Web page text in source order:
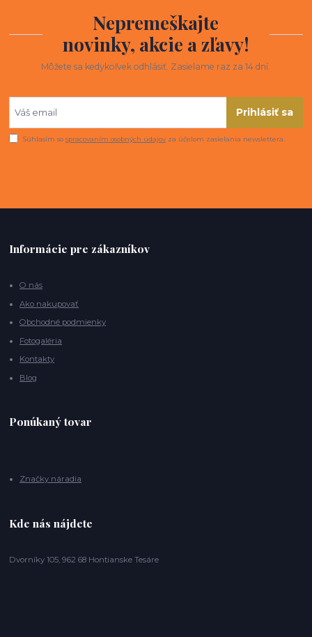
Nepremeškajte
novinky, akcie a zľavy!
Môžete sa kedykoľvek odhlásiť. Zasielame raz za 14 dní.
Prihlásiť sa
Súhlasím sospracovaním osobných údajov za účelom zasielania newslettera.
Informácie pre zákazníkov
O nás
Ako nakupovať
Obchodné podmienky
Fotogaléria
Kontakty
Blog
Ponúkaný tovar
Značky náradia
Kde nás nájdete
Dvorníky 105, 962 68 Hontianske Tesáre